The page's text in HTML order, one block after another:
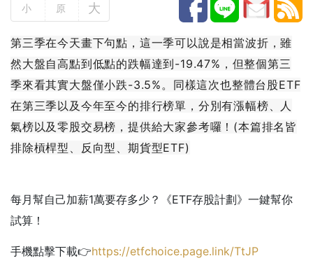
小 原 大
第三季在今天畫下句點，這一季可以說是相當波折，雖
然大盤自高點到低點的跌幅達到-19.47%，但整個第三
季來看其實大盤僅小跌-3.5%。同樣這次也整體台股ETF
在第三季以及今年至今的排行榜單，分別有漲幅榜、人
氣榜以及零股交易榜，提供給大家參考囉！(本篇排名皆
排除槓桿型、反向型、期貨型ETF)
每月幫自己加薪1萬要存多少？《ETF存股計劃》一鍵幫你
試算！
手機點擊下載👉https://etfchoice.page.link/TtJP